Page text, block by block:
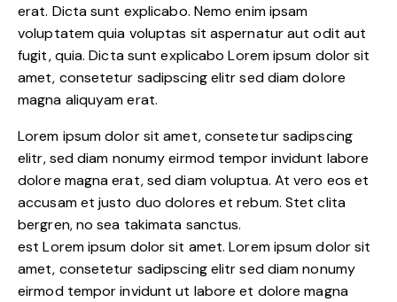
erat. Dicta sunt explicabo. Nemo enim ipsam
voluptatem quia voluptas sit aspernatur aut odit aut
fugit, quia. Dicta sunt explicabo Lorem ipsum dolor sit
amet, consetetur sadipscing elitr sed diam dolore
magna aliquyam erat.
Lorem ipsum dolor sit amet, consetetur sadipscing
elitr, sed diam nonumy eirmod tempor invidunt labore
dolore magna erat, sed diam voluptua. At vero eos et
accusam et justo duo dolores et rebum. Stet clita
bergren, no sea takimata sanctus.
est Lorem ipsum dolor sit amet. Lorem ipsum dolor sit
amet, consetetur sadipscing elitr sed diam nonumy
eirmod tempor invidunt ut labore et dolore magna